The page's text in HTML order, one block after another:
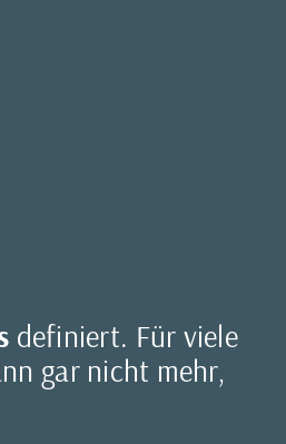
definiert. Für viele
gar nicht mehr,